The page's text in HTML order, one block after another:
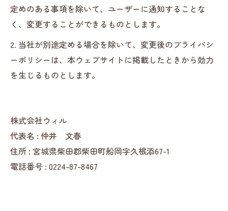
定めのある事項を除いて、ユーザーに通知することな
く、変更することができるものとします。
2. 当社が別途定める場合を除いて、変更後のプライバシ
ーポリシーは、本ウェブサイトに掲載したときから効力
を生じるものとします。
株式会社ウィル
代表名 : 仲井 文春
住所 : 宮城県柴田郡柴田町船岡字久根添67-1
電話番号 : 0224-87-8467